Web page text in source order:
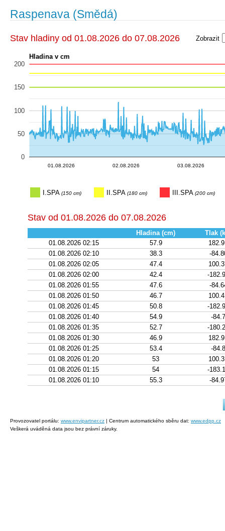
Raspenava (Smědá)
Stav hladiny od 01.08.2026 do 07.08.2026 Zobrazit
Hladina v cm
01.08.20…
01.08.20…
01.08.20… 02.08.20…02.08.20…
02.08.20…03.08.20… 03.08.20…03.08.20…
03.08.20…
0
50
100
150
200
01.08.2026 02.08.2026 03.08.2026
I.SPA (150 cm) II.SPA (180 cm) III.SPA (200 cm)
Stav od 01.08.2026 do 07.08.2026
Hladina (cm)
Tlak
01.08.2026 02:15
57.9
01.08.2026 02:10
38.3
-
01.08.2026 02:05
47.4
01.08.2026 02:00
42.4
-
01.08.2026 01:55
47.6
-
01.08.2026 01:50
46.7
01.08.2026 01:45
50.8
-
01.08.2026 01:40
54.9
-
01.08.2026 01:35
52.7
-
01.08.2026 01:30
46.9
01.08.2026 01:25
53.4
-
01.08.2026 01:20
53
01.08.2026 01:15
54
-
01.08.2026 01:10
55.3 -
Provozovatel portálu: www.envipartner.cz | Centrum automatického sběru dat: www.edpp.cz
Veškerá uváděná data jsou bez právní záruky.